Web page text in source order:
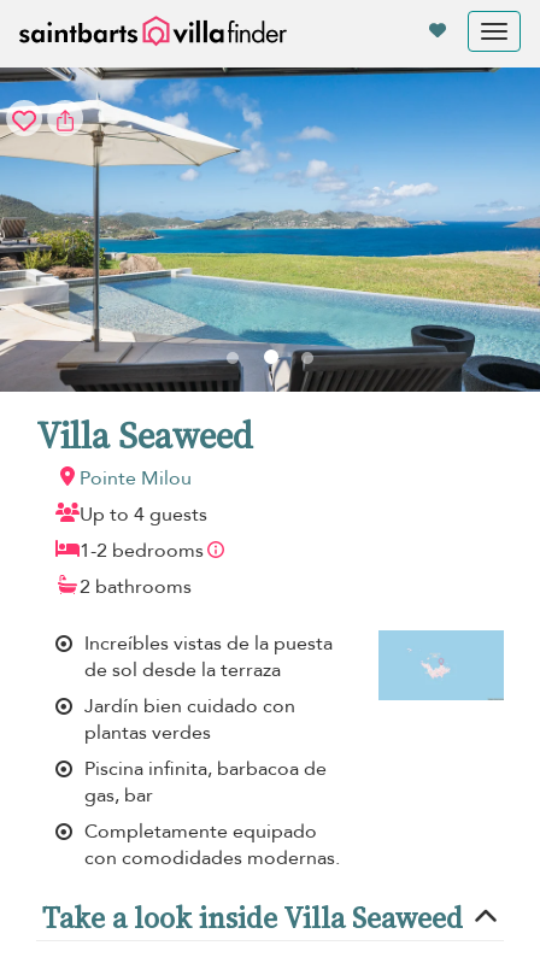
Villa Seaweed
Pointe Milou
Up to 4 guests
1-2 bedrooms
2 bathrooms
Increíbles vistas de la puesta
de sol desde la terraza
Jardín bien cuidado con
plantas verdes
Piscina infinita, barbacoa de
gas, bar
Completamente equipado
con comodidades modernas.
Take a look inside Villa Seaweed
Panel de gestión de cookies